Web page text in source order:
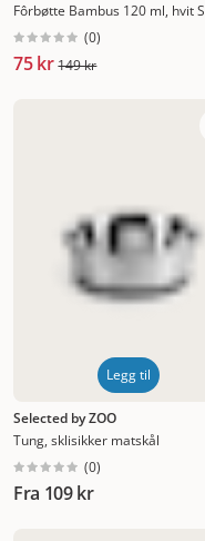
Fôrbøtte Bambus 120 ml, hvit S
(0)
75 kr 149 kr
Legg til
Selected by ZOO
Tung, sklisikker matskål
(0)
Fra 109 kr